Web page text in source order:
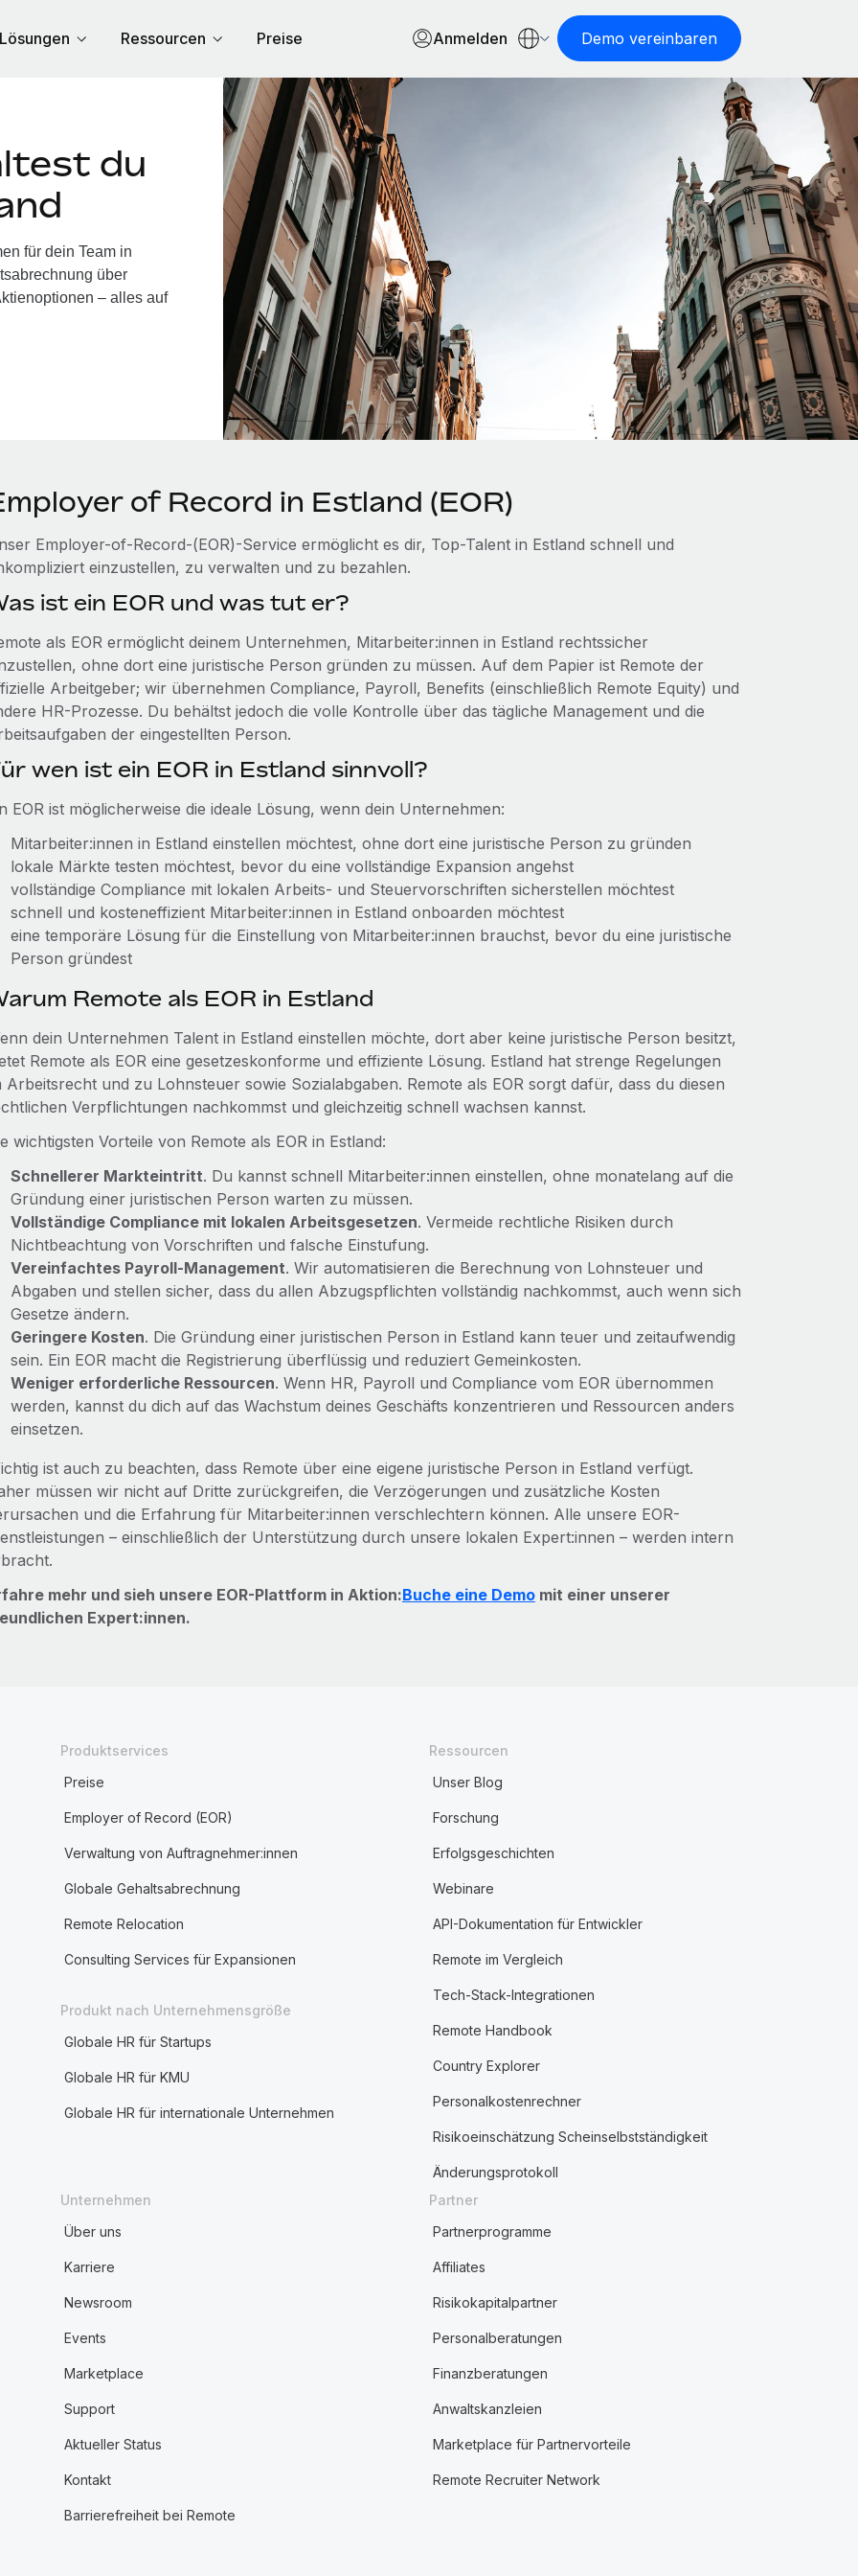
Lösungen Ressourcen Preise Anmelden Demo vereinbaren
du
für dein Team in
über
– alles auf
of Record in Estland (EOR)
Employer-of-Record-(EOR)-Service ermöglicht es dir, Top-Talent in Estland schnell und
einzustellen, zu verwalten und zu bezahlen.
ist ein EOR und was tut er?
als EOR ermöglicht deinem Unternehmen, Mitarbeiter:innen in Estland rechtssicher
ohne dort eine juristische Person gründen zu müssen. Auf dem Papier ist Remote der
Arbeitgeber; wir übernehmen Compliance, Payroll, Benefits (einschließlich Remote Equity) und
HR-Prozesse. Du behältst jedoch die volle Kontrolle über das tägliche Management und die
der eingestellten Person.
wen ist ein EOR in Estland sinnvoll?
EOR ist möglicherweise die ideale Lösung, wenn dein Unternehmen:
Mitarbeiter:innen in Estland einstellen möchtest, ohne dort eine juristische Person zu gründen
lokale Märkte testen möchtest, bevor du eine vollständige Expansion angehst
vollständige Compliance mit lokalen Arbeits- und Steuervorschriften sicherstellen möchtest
schnell und kosteneffizient Mitarbeiter:innen in Estland onboarden möchtest
eine temporäre Lösung für die Einstellung von Mitarbeiter:innen brauchst, bevor du eine juristische
Person gründest
Remote als EOR in Estland
dein Unternehmen Talent in Estland einstellen möchte, dort aber keine juristische Person besitzt,
Remote als EOR eine gesetzeskonforme und effiziente Lösung. Estland hat strenge Regelungen
Arbeitsrecht und zu Lohnsteuer sowie Sozialabgaben. Remote als EOR sorgt dafür, dass du diesen
Verpflichtungen nachkommst und gleichzeitig schnell wachsen kannst.
wichtigsten Vorteile von Remote als EOR in Estland:
Schnellerer Markteintritt. Du kannst schnell Mitarbeiter:innen einstellen, ohne monatelang auf die
Gründung einer juristischen Person warten zu müssen.
Vollständige Compliance mit lokalen Arbeitsgesetzen. Vermeide rechtliche Risiken durch
Nichtbeachtung von Vorschriften und falsche Einstufung.
Vereinfachtes Payroll-Management. Wir automatisieren die Berechnung von Lohnsteuer und
Abgaben und stellen sicher, dass du allen Abzugspflichten vollständig nachkommst, auch wenn sich
Gesetze ändern.
Geringere Kosten. Die Gründung einer juristischen Person in Estland kann teuer und zeitaufwendig
sein. Ein EOR macht die Registrierung überflüssig und reduziert Gemeinkosten.
Weniger erforderliche Ressourcen. Wenn HR, Payroll und Compliance vom EOR übernommen
werden, kannst du dich auf das Wachstum deines Geschäfts konzentrieren und Ressourcen anders
einsetzen.
ist auch zu beachten, dass Remote über eine eigene juristische Person in Estland verfügt.
müssen wir nicht auf Dritte zurückgreifen, die Verzögerungen und zusätzliche Kosten
und die Erfahrung für Mitarbeiter:innen verschlechtern können. Alle unsere EOR-
– einschließlich der Unterstützung durch unsere lokalen Expert:innen – werden intern
mehr und sieh unsere EOR-Plattform in Aktion:Buche eine Demomit einer unserer
Expert:innen.
Produktservices
Preise
Employer of Record (EOR)
Verwaltung von Auftragnehmer:innen
Globale Gehaltsabrechnung
Remote Relocation
Consulting Services für Expansionen
Produkt nach Unternehmensgröße
Globale HR für Startups
Globale HR für KMU
Globale HR für internationale Unternehmen
Ressourcen
Unser Blog
Forschung
Erfolgsgeschichten
Webinare
API-Dokumentation für Entwickler
Remote im Vergleich
Tech-Stack-Integrationen
Remote Handbook
Country Explorer
Personalkostenrechner
Risikoeinschätzung Scheinselbstständigkeit
Änderungsprotokoll
Unternehmen
Über uns
Karriere
Newsroom
Events
Marketplace
Support
Aktueller Status
Kontakt
Barrierefreiheit bei Remote
Partner
Partnerprogramme
Affiliates
Risikokapitalpartner
Personalberatungen
Finanzberatungen
Anwaltskanzleien
Marketplace für Partnervorteile
Remote Recruiter Network